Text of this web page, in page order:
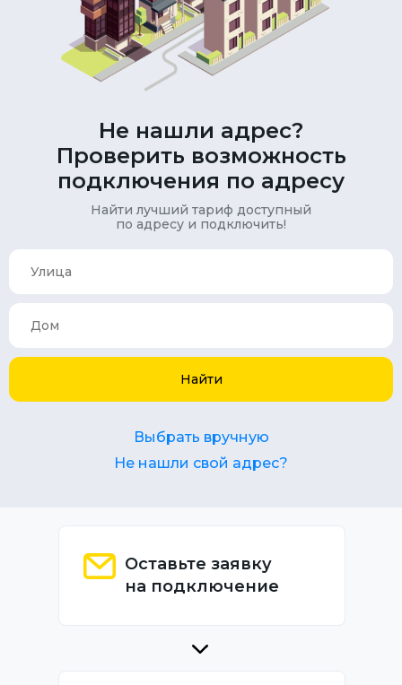
Не нашли адрес?
Проверить возможность
подключения по адресу
Найти лучший тариф доступный
по адресу и подключить!
Найти
Выбрать вручную
Не нашли свой адрес?
Оставьте заявку
на подключение